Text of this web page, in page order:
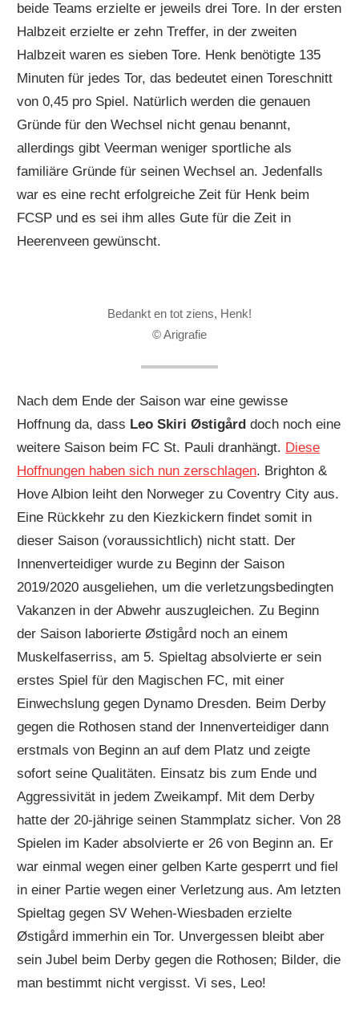
beide Teams erzielte er jeweils drei Tore. In der ersten
Halbzeit erzielte er zehn Treffer, in der zweiten
Halbzeit waren es sieben Tore. Henk benötigte 135
Minuten für jedes Tor, das bedeutet einen Toreschnitt
von 0,45 pro Spiel. Natürlich werden die genauen
Gründe für den Wechsel nicht genau benannt,
allerdings gibt Veerman weniger sportliche als
familiäre Gründe für seinen Wechsel an. Jedenfalls
war es eine recht erfolgreiche Zeit für Henk beim
FCSP und es sei ihm alles Gute für die Zeit in
Heerenveen gewünscht.
Bedankt en tot ziens, Henk!
© Arigrafie
Nach dem Ende der Saison war eine gewisse
Hoffnung da, dass Leo Skiri Østigård doch noch eine
weitere Saison beim FC St. Pauli dranhängt. Diese
Hoffnungen haben sich nun zerschlagen. Brighton &
Hove Albion leiht den Norweger zu Coventry City aus.
Eine Rückkehr zu den Kiezkickern findet somit in
dieser Saison (voraussichtlich) nicht statt. Der
Innenverteidiger wurde zu Beginn der Saison
2019/2020 ausgeliehen, um die verletzungsbedingten
Vakanzen in der Abwehr auszugleichen. Zu Beginn
der Saison laborierte Østigård noch an einem
Muskelfaserriss, am 5. Spieltag absolvierte er sein
erstes Spiel für den Magischen FC, mit einer
Einwechslung gegen Dynamo Dresden. Beim Derby
gegen die Rothosen stand der Innenverteidiger dann
erstmals von Beginn an auf dem Platz und zeigte
sofort seine Qualitäten. Einsatz bis zum Ende und
Aggressivität in jedem Zweikampf. Mit dem Derby
hatte der 20-jährige seinen Stammplatz sicher. Von 28
Spielen im Kader absolvierte er 26 von Beginn an. Er
war einmal wegen einer gelben Karte gesperrt und fiel
in einer Partie wegen einer Verletzung aus. Am letzten
Spieltag gegen SV Wehen-Wiesbaden erzielte
Østigård immerhin ein Tor. Unvergessen bleibt aber
sein Jubel beim Derby gegen die Rothosen; Bilder, die
man bestimmt nicht vergisst. Vi ses, Leo!